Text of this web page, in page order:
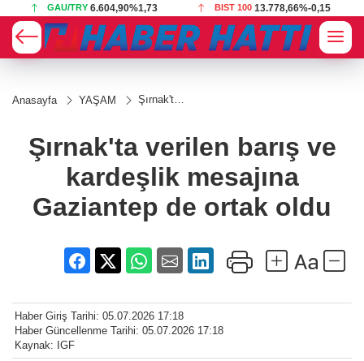
BIST 100 13.778,66 USD 47,7031%0,17
Anasayfa YAŞAM
Şırnak'ta
mesajına
de ortak
oldu
Şırnak'ta verilen barış ve
kardeşlik mesajına
Gaziantep de ortak oldu
Haber Giriş Tarihi: 05.07.2026 17:18
Haber Güncellenme Tarihi: 05.07.2026 17:18
Kaynak: IGF